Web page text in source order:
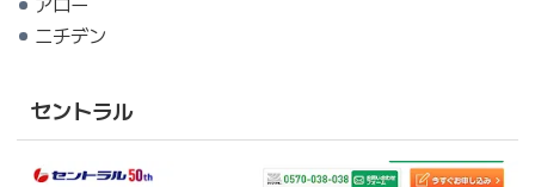
ニチデン
セントラル